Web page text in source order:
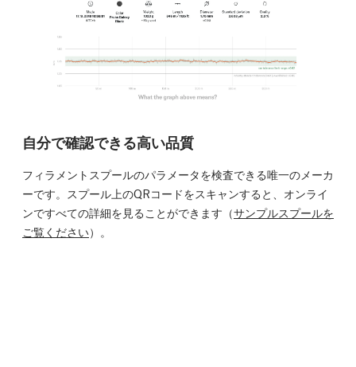
自分で確認できる高い品質
フィラメントスプールのパラメータを検査できる唯一のメーカ
ーです。スプール上のQRコードをスキャンすると、オンライ
ンですべての詳細を見ることができます（サンプルスプールを
ご覧ください）。